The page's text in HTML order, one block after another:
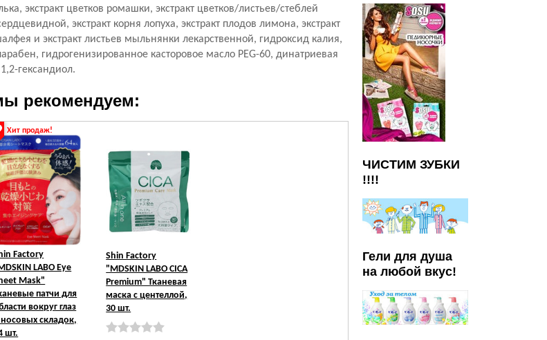
экстракт цветков ромашки, экстракт цветков/листьев/стеблей
экстракт корня лопуха, экстракт плодов лимона, экстракт
и экстракт листьев мыльнянки лекарственной, гидроксид калия,
гидрогенизированное касторовое масло PEG-60, динатриевая
гександиол.
рекомендуем:
Хит продаж!
Factory
LABO Eye
Mask"
патчи для
вокруг глаз
складок,
шт.
Shin Factory
"MDSKIN LABO CICA
Premium" Тканевая
маска с центеллой,
30 шт.
ЧИСТИМ ЗУБКИ
!!!!
Гели для душа
на любой вкус!